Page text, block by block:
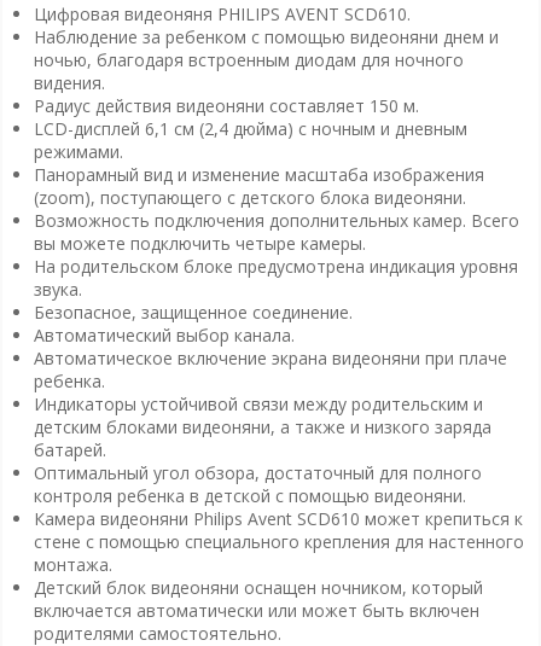
Цифровая видеоняня PHILIPS AVENT SCD610.
Наблюдение за ребенком с помощью видеоняни днем и
ночью, благодаря встроенным диодам для ночного
видения.
Радиус действия видеоняни составляет 150 м.
LCD-дисплей 6,1 см (2,4 дюйма) с ночным и дневным
режимами.
Панорамный вид и изменение масштаба изображения
(zoom), поступающего с детского блока видеоняни.
Возможность подключения дополнительных камер. Всего
вы можете подключить четыре камеры.
На родительском блоке предусмотрена индикация уровня
звука.
Безопасное, защищенное соединение.
Автоматический выбор канала.
Автоматическое включение экрана видеоняни при плаче
ребенка.
Индикаторы устойчивой связи между родительским и
детским блоками видеоняни, а также и низкого заряда
батарей.
Оптимальный угол обзора, достаточный для полного
контроля ребенка в детской с помощью видеоняни.
Камера видеоняни Philips Avent SCD610 может крепиться к
стене с помощью специального крепления для настенного
монтажа.
Детский блок видеоняни оснащен ночником, который
включается автоматически или может быть включен
родителями самостоятельно.